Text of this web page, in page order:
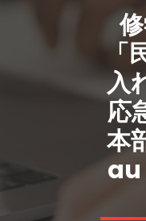
「
入
応
本
au